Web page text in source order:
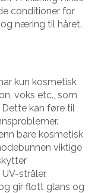
conditioner for
næring til håret.
kun kosmetisk
voks etc., som
kan føre til
bare kosmetisk
viktige
stråler,
gir flott glans og